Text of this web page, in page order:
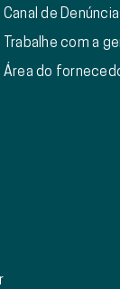
Canal de
Trabalhe com a
Área do